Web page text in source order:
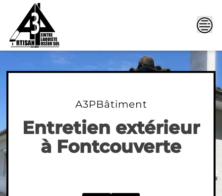
A3PBâtiment
Entretien extérieur
à Fontcouverte